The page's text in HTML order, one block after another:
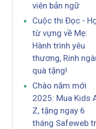
viên bản ngữ
Cuộc thi Đọc -
từ vựng về Mẹ:
Hành trình yêu
thương, Rinh
quà tặng!
Chào năm mới
2025: Mua Kids
Z, tặng ngay 6
tháng Safeweb